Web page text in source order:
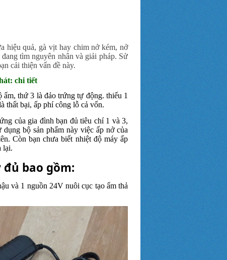
hiệu quả, gà vịt hay chim nở kém, nở
tìm nguyên nhân và giải pháp. Sử
cải thiện vấn đề này.
chi tiết
thứ 3 là đảo trứng tự động. thiếu 1
thất bại, ấp phí công lỗ cả vốn.
của gia đình bạn đủ tiêu chí 1 và 3,
bộ sản phẩm này việc ấp nở của
Còn bạn chưa biết nhiệt độ máy ấp
lại.
bao gồm:
và 1 nguồn 24V nuôi cục tạo ẩm thả